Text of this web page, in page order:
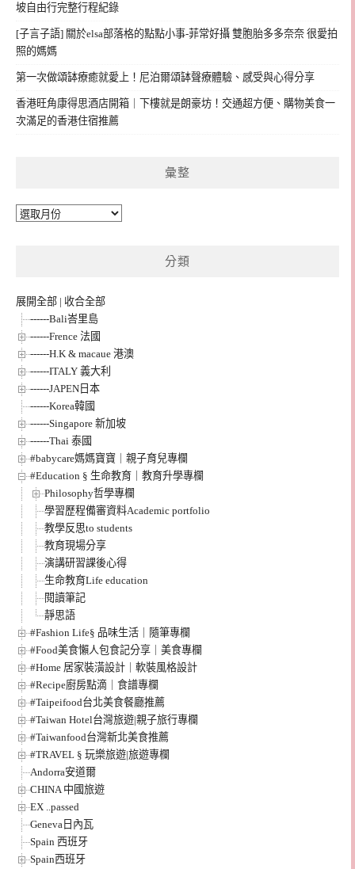
坡自由行完整行程紀錄
[子言子語] 關於elsa部落格的點點小事-菲常好攝 雙胞胎多多奈奈 很愛拍
照的媽媽
第一次做頌缽療癒就愛上！尼泊爾頌缽聲療體驗、感受與心得分享
香港旺角康得思酒店開箱｜下樓就是朗豪坊！交通超方便、購物美食一
次滿足的香港住宿推薦
彙整
彙
分類
展開全部 | 收合全部
------Bali峇里島
------Frence 法國
------H.K & macaue 港澳
------ITALY 義大利
------JAPEN日本
------Korea韓國
------Singapore 新加坡
------Thai 泰國
#babycare媽媽寶寶｜親子育兒專欄
#Education § 生命教育｜教育升學專欄
Philosophy哲學專欄
學習歷程備審資料Academic portfolio
教學反思to students
教育現場分享
演講研習課後心得
生命教育Life education
閱讀筆記
靜思語
#Fashion Life§ 品味生活｜隨筆專欄
#Food美食懶人包食記分享｜美食專欄
#Home 居家裝潢設計｜軟裝風格設計
#Recipe廚房點滴｜食譜專欄
#Taipeifood台北美食餐廳推薦
#Taiwan Hotel台灣旅遊|親子旅行專欄
#Taiwanfood台灣新北美食推薦
#TRAVEL § 玩樂旅遊|旅遊專欄
Andorra安道爾
CHINA 中國旅遊
EX ..passed
Geneva日內瓦
Spain 西班牙
Spain西班牙